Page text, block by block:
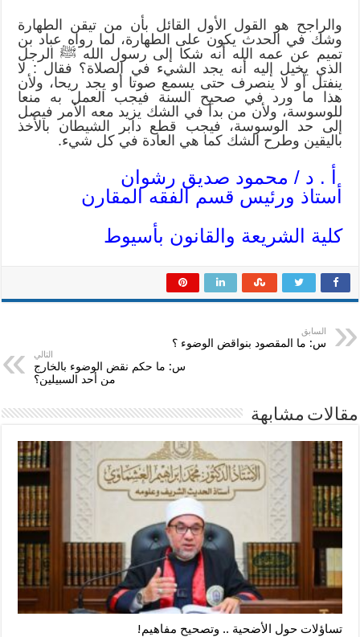
والراجح هو القول الأول القائل بأن من تيقن الطهارة
وشك في الحدث يكون على الطهارة، لما رواه عباد بن
تميم عن عمه الله أنه شكا إلى رسول الله ﷺ الرجل
الذي يخيل إليه أنه يجد الشيء في الصلاة؟ فقال : لا
ينفتل أو لا ينصرف حتى يسمع صوتا أو يجد ريحا، ولأن
هذا ما ورد في صحيح السنة فيجب العمل به منعا
للوسوسة، ولأن من بدأ في الشك يزيد معه الأمر فيصل
إلى حد الوسوسة، فيجب قطع دابر الشيطان بالأخذ
باليقين وطرح الشك كما هي العادة في كل شيء.
أ . د / محمود صديق رشوان
أستاذ ورئيس قسم الفقه المقارن
كلية الشريعة والقانون بأسيوط
السابق
س: ما المقصود بنواقض الوضوء ؟
التالي
س: ما حكم نقض الوضوء بالخارج
من أحد السبيلين؟
مقالات مشابهة
تساؤلات حول الأضحية .. وتصحيح مفاهيم!